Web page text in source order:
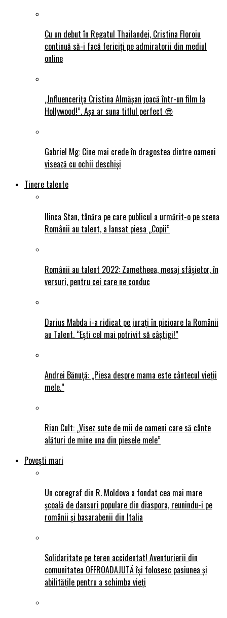
Cu un debut în Regatul Thailandei, Cristina Floroiu
continuă să-i facă fericiți pe admiratorii din mediul
online
„Influencerița Cristina Almășan joacă într-un film la
Hollywood!”. Așa ar suna titlul perfect 😎
Gabriel Mg: Cine mai crede în dragostea dintre oameni
visează cu ochii deschiși
Tinere talente
Ilinca Stan, tânăra pe care publicul a urmărit-o pe scena
Românii au talent, a lansat piesa „Copii”
Românii au talent 2022: Zametheea, mesaj sfâșietor, în
versuri, pentru cei care ne conduc
Darius Mabda i-a ridicat pe jurați în picioare la Românii
au Talent. “Ești cel mai potrivit să câștigi!”
Andrei Bănuță: „Piesa despre mama este cântecul vieții
mele.”
Rian Cult: „Visez sute de mii de oameni care să cânte
alături de mine una din piesele mele”
Povești mari
Un coregraf din R. Moldova a fondat cea mai mare
școală de dansuri populare din diaspora, reunindu-i pe
românii și basarabenii din Italia
Solidaritate pe teren accidentat! Aventurierii din
comunitatea OFFROADAJUTĂ își folosesc pasiunea și
abilitățile pentru a schimba vieți